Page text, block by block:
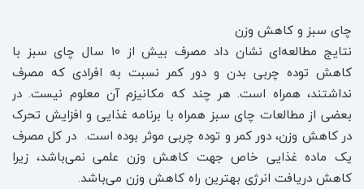
چای سبز و کاهش وزن
نتایج مطالعه‌ای نشان داد مصرف بیش از ۱۰ سال چای سبز با
کاهش توده چربی بدن و دور کمر نسبت به افرادی‌ که مصرف
نداشتند، همراه است. هر چند که مکانیزم آن معلوم نیست. در
بعضی از مطالعات چای سبز همراه با برنامه غذایی و افزایش تحرک
در کاهش وزن، دور کمر و توده چربی موثر بوده است. در کل مصرف
یک ماده غذایی خاص جهت کاهش وزن علمی نمی‌باشد، زیرا
کاهش دریافت انرژی بهترین راه کاهش وزن می‌باشد.